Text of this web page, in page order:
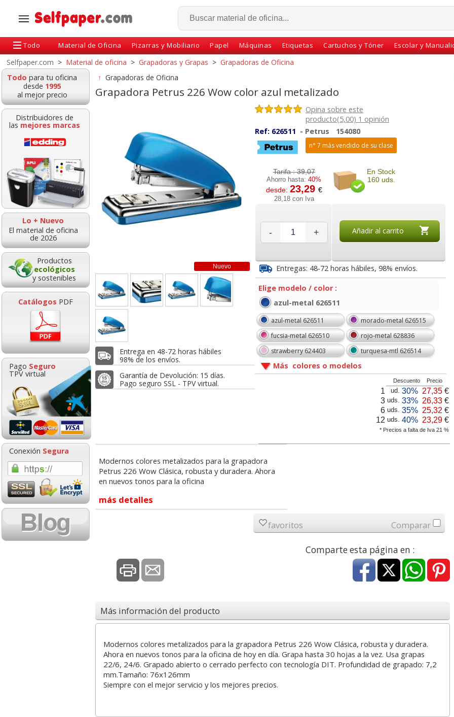
Todo Material de Oficina Pizarras y Mobiliario Papel Máquinas Etiquetas Cartuchos y Tóner Escolar y
Selfpaper.com > Material de oficina > Grapadoras y Grapas > Grapadoras de Oficina
Todo para tu oficina
desde 1995
al mejor precio
Distribuidores de
las mejores marcas
Lo + Nuevo
El material de oficina
de 2026
Productos
ecológicos
y sostenibles
Catálogos PDF
Pago Seguro
TPV virtual
Conexión Segura
↑ Grapadoras de Oficina
Grapadora Petrus 226 Wow color azul metalizado
Nuevo
Entrega en 48-72 horas hábiles
98% de los envíos.
Garantía de Devolución: 15 días.
Pago seguro SSL - TPV virtual.
Opina sobre este
producto(5,00) 1 opinión
Ref: 626511 - Petrus 154080
n° 7 más vendido de su clase
Tarifa :39,07
Ahorro hasta:40%
desde: 23,29 €
28,18 con Iva
En Stock
160 uds.
- + Añadir al carrito
Entregas: 48-72 horas hábiles, 98% envíos.
Elige modelo / color :
azul-metal 626511
azul-metal 626511
morado-metal 626515
fucsia-metal 626510
rojo-metal 628836
strawberry 624403
turquesa-mtl 626514
Más colores o modelos
* Precios a falta de Iva 21 %
Descuento Precio
1 ud. 30% 27,35 €
3 uds. 33% 26,33 €
6 uds. 35% 25,32 €
12 uds. 40% 23,29 €
Modernos colores metalizados para la grapadora
Petrus 226 Wow Clásica, robusta y duradera. Ahora
en nuevos tonos para la oficina
más detalles
favoritos Comparar
Comparte esta página en :
Más información del producto
Modernos colores metalizados para la grapadora Petrus 226 Wow Clásica, robusta y duradera.
Ahora en nuevos tonos para la oficina de hoy en día. Grapa hasta 30 hojas a la vez. Usa grapas
22/6, 24/6. Grapado abierto o cerrado perfecto con tecnología DIT. Profundidad de grapado: 7,2
mm.Tamaño: 76x126mm
Siempre con el mejor servicio y los mejores precios.
52 Wow
morado
626522
14,75 €
con Iva
Grapadora Petrus 210
tamaño compacto
azul-gris 25 hojas
Grapadora Petrus 635
Wow Naranja
Metalizado 623594
Grapadora Petrus 635
Wow color azul
metalizado
desde: 20,30
Taladro Petrus 52 Wow
desde:16,09 €
Petrus 635
Naranja
623594
18,95 €
con Iva
Grapadora Petrus 635
Wow color azul
metalizado
desde:
Taladro Petrus 52 Wow
hojas
Taladro Petrus 52 Wow
color morado
Grapadora Petrus 210
azul-gris 25 hojas
desde:11,78 €
14,25 con Iva
Contador manual,
máquina contadora de
personas - Clickeador
4,71 con Iva 0,59 con Iva
Cinta Adhesiva Scotch
Magic 33x19 mm Pack
Ahorro 12+2 Gratis
Fundas multitaladro
Folio BASIK ECO, 50
desde: 4,67 20,35 0,52
Contador manual,
máquina contadora de
3,89